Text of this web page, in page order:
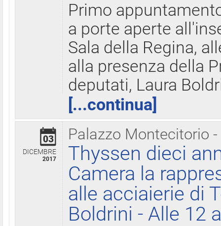
Primo
a porte aperte
Sala della Regina,
alla presenza della
deputati, Laura
[...continua]
Palazzo Montecitorio
03
DICEMBRE
2017
Thyssen dieci
Camera la
alle acciaierie di
Boldrini - Alle 12